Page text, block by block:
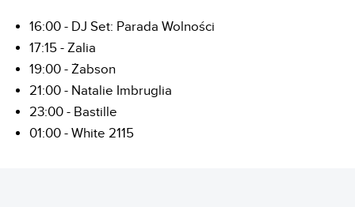
16:00 - DJ Set: Parada Wolności
17:15 - Zalia
19:00 - Żabson
21:00 - Natalie Imbruglia
23:00 - Bastille
01:00 - White 2115